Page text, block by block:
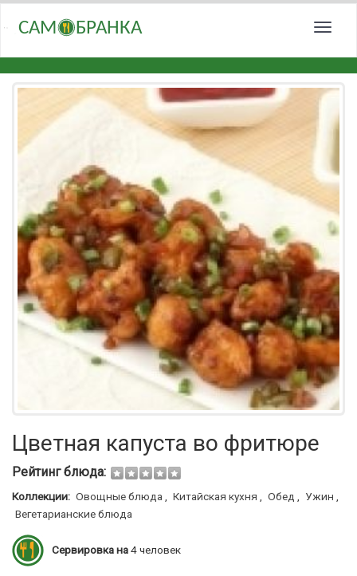
БРАНКА
САМ
Цветная капуста во фритюре
Рейтинг блюда:
Коллекции: Овощные блюда Китайская кухня Обед Ужин
Вегетарианские блюда
Сервировка на4 человек